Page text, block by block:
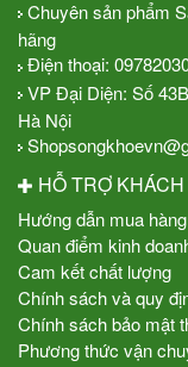
Y Học Cổ Truyền
Chuyên sản phẩm
hãng
Điện thoại:
VP Đại Diện: Số
Hà Nội
HỖ TRỢ KHÁCH